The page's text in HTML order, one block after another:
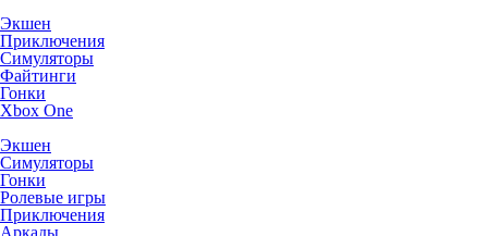
Экшен
Приключения
Симуляторы
Файтинги
Гонки
Xbox One
Экшен
Симуляторы
Гонки
Ролевые игры
Приключения
Аркады